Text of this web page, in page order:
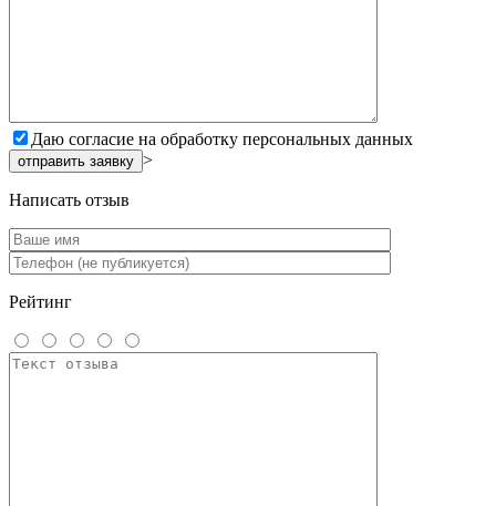
Даю согласие на обработку персональных данных
>
Написать отзыв
Рейтинг